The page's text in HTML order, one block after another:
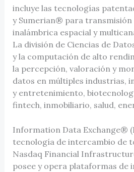
incluye las tecnologías
y Sumerian® para transmisión
inalámbrica espacial y
La división de Ciencias de
y la computación de alto
la percepción, valoración y
datos en múltiples industrias,
y entretenimiento,
fintech, inmobiliario, salud,
Information Data Exchange®
tecnología de intercambio de
Nasdaq Financial
posee y opera plataformas de